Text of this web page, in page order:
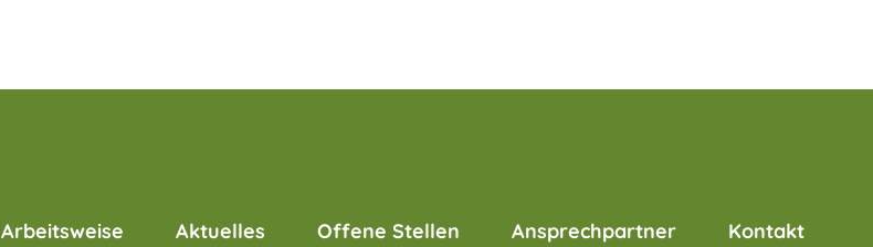
Arbeitsweise Aktuelles Offene Stellen Ansprechpartner Kontakt